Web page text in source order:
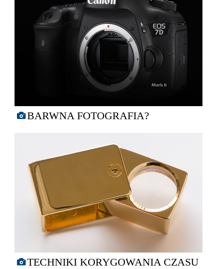
BARWNA FOTOGRAFIA?
TECHNIKI KORYGOWANIA CZASU